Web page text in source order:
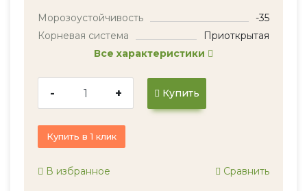
Морозоустойчивость
-35
Корневая система
Приоткрытая
Все характеристики
- + Купить
Купить в 1 клик
В избранное Сравнить